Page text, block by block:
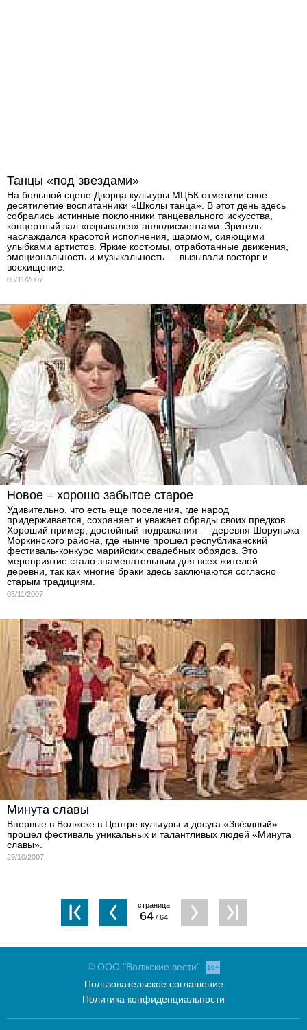
Танцы «под звездами»
На большой сцене Дворца культуры МЦБК отметили свое
десятилетие воспитанники «Школы танца». В этот день здесь
собрались истинные поклонники танцевального искусства,
концертный зал «взрывался» аплодисментами. Зритель
наслаждался красотой исполнения, шармом, сияющими
улыбками артистов. Яркие костюмы, отработанные движения,
эмоциональность и музыкальность — вызывали восторг и
восхищение.
05/11/2007
Новое – хорошо забытое старое
Удивительно, что есть еще поселения, где народ
придерживается, сохраняет и уважает обряды своих предков.
Хороший пример, достойный подражания — деревня Шоруньжа
Моркинского района, где нынче прошел республиканский
фестиваль-конкурс марийских свадебных обрядов. Это
мероприятие стало знаменательным для всех жителей
деревни, так как многие браки здесь заключаются согласно
старым традициям.
05/11/2007
Минута славы
Впервые в Волжске в Центре культуры и досуга «Звёздный»
прошел фестиваль уникальных и талантливых людей «Минута
славы».
29/10/2007
64/ 64
© ООО "Волжские вести" 16+
Пользовательское соглашение
Политика конфиденциальности